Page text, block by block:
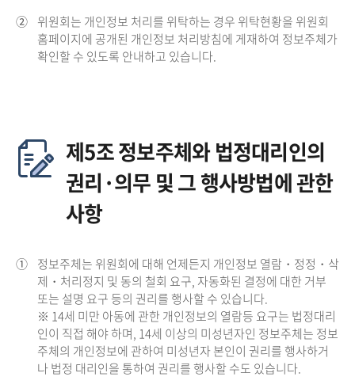
② 위원회는 개인정보 처리를 위탁하는 경우 위탁현황을 위원회
홈페이지에 공개된 개인정보 처리방침에 게재하여 정보주체가
확인할 수 있도록 안내하고 있습니다.
제5조 정보주체와 법정대리인의
권리·의무 및 그 행사방법에 관한
사항
① 정보주체는 위원회에 대해 언제든지 개인정보 열람・정정・삭
제・처리정지 및 동의 철회 요구, 자동화된 결정에 대한 거부
또는 설명 요구 등의 권리를 행사할 수 있습니다.
※ 14세 미만 아동에 관한 개인정보의 열람등 요구는 법정대리
인이 직접 해야 하며, 14세 이상의 미성년자인 정보주체는 정보
주체의 개인정보에 관하여 미성년자 본인이 권리를 행사하거
나 법정 대리인을 통하여 권리를 행사할 수도 있습니다.